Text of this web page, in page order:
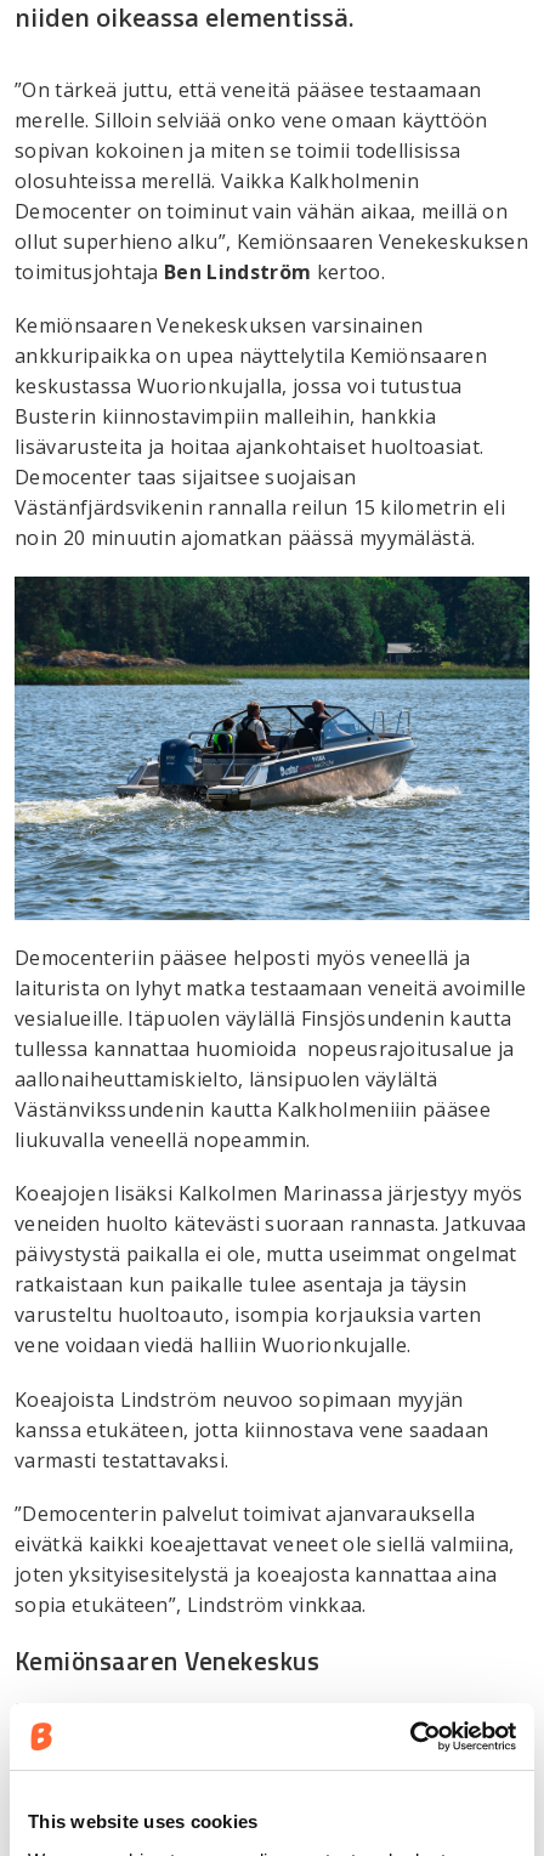
This website uses cookies
niiden oikeassa elementissä.
”On tärkeä juttu, että veneitä pääsee testaamaan
merelle. Silloin selviää onko vene omaan käyttöön
sopivan kokoinen ja miten se toimii todellisissa
olosuhteissa merellä. Vaikka Kalkholmenin
Democenter on toiminut vain vähän aikaa, meillä on
ollut superhieno alku”, Kemiönsaaren Venekeskuksen
toimitusjohtaja Ben Lindström kertoo.
Kemiönsaaren Venekeskuksen varsinainen
ankkuripaikka on upea näyttelytila Kemiönsaaren
keskustassa Wuorionkujalla, jossa voi tutustua
Busterin kiinnostavimpiin malleihin, hankkia
lisävarusteita ja hoitaa ajankohtaiset huoltoasiat.
Democenter taas sijaitsee suojaisan
Västänfjärdsvikenin rannalla reilun 15 kilometrin eli
noin 20 minuutin ajomatkan päässä myymälästä.
Democenteriin pääsee helposti myös veneellä ja
laiturista on lyhyt matka testaamaan veneitä avoimille
vesialueille. Itäpuolen väylällä Finsjösundenin kautta
tullessa kannattaa huomioida nopeusrajoitusalue ja
aallonaiheuttamiskielto, länsipuolen väylältä
Västänvikssundenin kautta Kalkholmeniiin pääsee
liukuvalla veneellä nopeammin.
Koeajojen lisäksi Kalkolmen Marinassa järjestyy myös
veneiden huolto kätevästi suoraan rannasta. Jatkuvaa
päivystystä paikalla ei ole, mutta useimmat ongelmat
ratkaistaan kun paikalle tulee asentaja ja täysin
varusteltu huoltoauto, isompia korjauksia varten
vene voidaan viedä halliin Wuorionkujalle.
Koeajoista Lindström neuvoo sopimaan myyjän
kanssa etukäteen, jotta kiinnostava vene saadaan
varmasti testattavaksi.
”Democenterin palvelut toimivat ajanvarauksella
eivätkä kaikki koeajettavat veneet ole siellä valmiina,
joten yksityisesitelystä ja koeajosta kannattaa aina
sopia etukäteen”, Lindström vinkkaa.
Kemiönsaaren Venekeskus
https://kemionsaarenvenekeskus.fi
Democenter:Kalkholmen Marina.